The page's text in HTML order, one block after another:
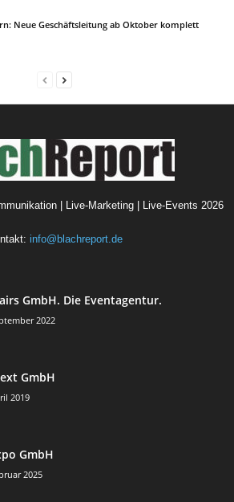
Neue Geschäftsleitung ab Oktober komplett
| Live-Marketing | Live-Events 2026
info@blachreport.de
GmbH. Die Eventagentur.
2022
GmbH
2019
GmbH
2025